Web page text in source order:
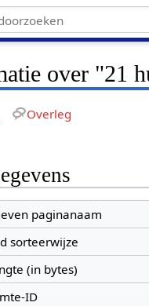
over "21
Overleg
paginanaam
sorteerwijze
(in bytes)
ID